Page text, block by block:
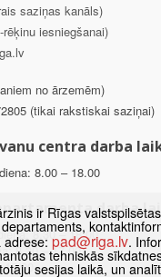
saziņas kanāls)
iesniegšanai)
no ārzemēm)
(tikai rakstiskai saziņai)
centra darba
8.00 – 18.00
darba
8.30 – 18.00
8.30 – 17.00
ir Rīgas
adrese: pad@riga.lv.
tehniskās
sesijas laikā, un